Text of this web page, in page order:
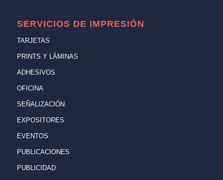
SERVICIOS DE IMPRESIÓN
TARJETAS
PRINTS Y LÁMINAS
ADHESIVOS
OFICINA
SEÑALIZACIÓN
EXPOSITORES
EVENTOS
PUBLICACIONES
PUBLICIDAD